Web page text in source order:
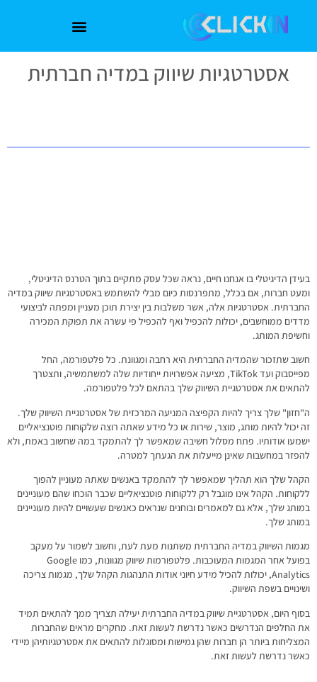
אסטרטגיות שיווק במדיה חברתית
בעידן הדיגיטלי בו אנחנו חיים, נראה שכל עסק מתקיים בתוך הטרנס הדיגיטלי,
ומעט חברות, אם בכלל, מתפרנסות כיום מבלי להשתמש באסטרטגיות שיווק במדיה
החברתית. אסטרטגיות אלה, אשר משלבות בין יצירת תוכן מעניין ומפתה לביצועי
מדדים ממוחשבים, יכולות להכפיל ואף להכפיל פי עשרה את תפוקת המכירה
וחשיפת המותג.
חשוב שתזכור שהמדיה החברתית היא רחבה ומגוונת. כל פלטפורמה, החל
מפייסבוק ועד TikTok, מציעה אפשרויות ייחודיות שלה למשתמשיה, ותצטרך
להתאים את אסטרטגיית השיווק שלך בהתאם לכל פלטפורמה.
ה"חזון" שלך צריך להיות הקפיצה המניעה המרכזית של אסטרטגיית השיווק שלך.
זה יכול להיות מותג, מוצר, שירות או כל מידע שאתה רוצה שלקוחות פוטנציאליים
ישמעו אודותיו. פתח מסלול חשיבה שמאפשר לך להתמקד במה שחשוב באמת, ולא
להפזר במחשבות שאינן מייעלות את הגעתך למטרה.
הקהל שלך הוא תהליך שמאפשר לך להתמקד באנשים שאתה מעוניין להפוך
ללקוחות. הקהל אינו מוגבל רק ללקוחות פוטנציאליים שכבר הוכחו שהם מעוניינים
במותג שלך, אלא גם למאמרים ובוחנים שנראים כאנשים שעשויים להיות מעוניינים
במותג שלך.
מגמות השיווק במדיה החברתית משתנות מעת לעת, וחשוב לשמור על מעקב
בפועל אחר המגמות המעוכבות. פלטפורמות שיווק מגוונות, כמו Google
Analytics, יכולות להכיל מידע חיוני אודות התנהגות הקהל שלך, מגמות צריכה
ושינויים בשפת השיווק.
בסוף היום, אסטרטגיית שיווק במדיה החברתית יעילה תצריך ממך להתאים תמיד
את החלפים הנדרשים כאשר נדרשת לעשות זאת. מחקרים מראים שהחברות
המצליחות ביותר הן חברות שהן גמישות ומסוגלות להתאים את אסטרטגיותיהן מיידי
כאשר נדרשת לעשות זאת.